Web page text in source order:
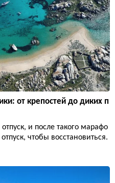
от крепостей до диких п
и после такого марафо
чтобы восстановиться.